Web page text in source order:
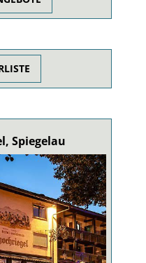
Spiegelau